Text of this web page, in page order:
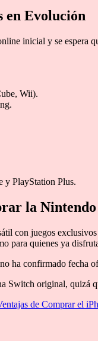
en Evolución
inicial y se espera
Wii).
y PlayStation Plus.
la
con juegos
para quienes ya
ha confirmado fecha
Switch original, quizá
de Comprar el